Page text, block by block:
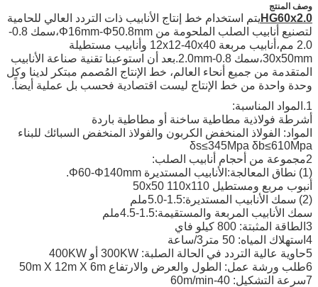
وصف المنتج
HG60x2.0
يتم استخدام خط إنتاج الأنابيب ذات التردد العالي للحامية
لتصنيع أنابيب الصلب الملحومة من Φ16mm-Φ50.8mm،سمك 0.8-
2.0 مم،أنابيب مربعة 12x12-40x40 وأنابيب مستطيلة
30x50mm،سمك 0.8-2.0mm.بعد أن استوعبنا تقنية صناعة الأنابيب
المتقدمة من جميع أنحاء العالم، خط الإنتاج المُصمم مبتكر لدينا وكل
وحدة واحدة من خط الإنتاج ليست اقتصادية فحسب بل عملية أيضاً.
1. المواد المناسبة:
أشرطة فولاذية مطاطية ساخنة أو مطاطية باردة
المواد: الفولاذ المنخفض الكربون والفولاذ المنخفض السبائك للبناء
δs≤345Mpa δb≤610Mpa
2مجموعة من أحجام أنابيب الصلب:
(1) نطاق المعالجة:الأنابيب المستديرة Φ60-Φ140mm.
أنبوب مربع ومستطيل 50x50 110x110
(2) سمك الأنابيب المستديرة:1.5-5.0ملم
سمك الأنابيب المربعة والمستقيمة:1.5-4.5ملم
3الطاقة المثبتة: 800 كيلو فاي
4استهلاك المياه: 50 متر3/ساعة
5حاوية عالية التردد في الحالة الصلبة: 300KW أو 400KW
6طلب ورشة عمل: الطول والعرض والارتفاع 50m X 12m X 6m
7سرعة التشكيل: 40-60m/min